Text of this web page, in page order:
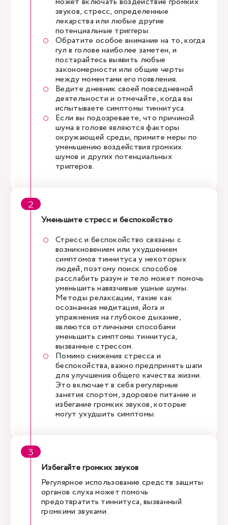
звуков, стресс, определенные
лекарства или любые другие
потенциальные триггеры.
Обратите особое внимание на то, когда
гул в голове наиболее заметен, и
постарайтесь выявить любые
закономерности или общие черты
между моментами его появления.
Ведите дневник своей повседневной
деятельности и отмечайте, когда вы
испытываете симптомы тиннитуса.
Если вы подозреваете, что причиной
шума в голове являются факторы
окружающей среды, примите меры по
уменьшению воздействия громких
шумов и других потенциальных
триггеров.
Уменьшите стресс и беспокойство
Стресс и беспокойство связаны с
возникновением или ухудшением
симптомов тиннитуса у некоторых
людей, поэтому поиск способов
расслабить разум и тело может помочь
уменьшить навязчивые ушные шумы.
Методы релаксации, такие как
осознанная медитация, йога и
упражнения на глубокое дыхание,
являются отличными способами
уменьшить симптомы тиннитуса,
вызванные стрессом.
Помимо снижения стресса и
беспокойства, важно предпринять шаги
для улучшения общего качества жизни.
Это включает в себя регулярные
занятия спортом, здоровое питание и
избегание громких звуков, которые
могут ухудшить симптомы.
Избегайте громких звуков
Регулярное использование средств защиты
органов слуха может помочь
предотвратить тиннитуса, вызванный
громкими звуками.